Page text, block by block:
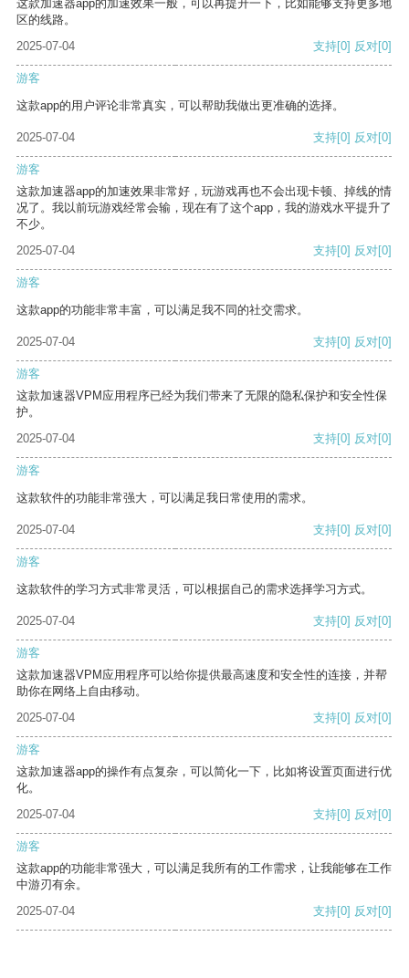
这款加速器app的加速效果一般，可以再提升一下，比如能够支持更多地
区的线路。
2025-07-04
支持[0] 反对[0]
游客
这款app的用户评论非常真实，可以帮助我做出更准确的选择。
2025-07-04 支持[0] 反对[0]
游客
这款加速器app的加速效果非常好，玩游戏再也不会出现卡顿、掉线的情
况了。我以前玩游戏经常会输，现在有了这个app，我的游戏水平提升了
不少。
2025-07-04
支持[0] 反对[0]
游客
这款app的功能非常丰富，可以满足我不同的社交需求。
2025-07-04 支持[0] 反对[0]
游客
这款加速器VPM应用程序已经为我们带来了无限的隐私保护和安全性保
护。
2025-07-04
支持[0] 反对[0]
游客
这款软件的功能非常强大，可以满足我日常使用的需求。
2025-07-04 支持[0] 反对[0]
游客
这款软件的学习方式非常灵活，可以根据自己的需求选择学习方式。
2025-07-04 支持[0] 反对[0]
游客
这款加速器VPM应用程序可以给你提供最高速度和安全性的连接，并帮
助你在网络上自由移动。
2025-07-04
支持[0] 反对[0]
游客
这款加速器app的操作有点复杂，可以简化一下，比如将设置页面进行优
化。
2025-07-04
支持[0] 反对[0]
游客
这款app的功能非常强大，可以满足我所有的工作需求，让我能够在工作
中游刃有余。
2025-07-04
支持[0] 反对[0]